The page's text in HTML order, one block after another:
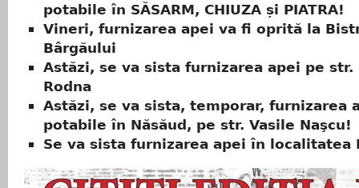
potabile în SĂSARM, CHIUZA și PIATRA!
Vineri, furnizarea apei va fi oprită la
Bârgăului
Astăzi, se va sista furnizarea apei pe str.
Rodna
Astăzi, se va sista, temporar, furnizarea
potabile în Năsăud, pe str. Vasile Naşcu!
Se va sista furnizarea apei în localitatea